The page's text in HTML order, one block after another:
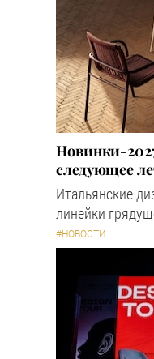
Новинки-
следующее
Итальянские
линейки
#НОВОСТИ